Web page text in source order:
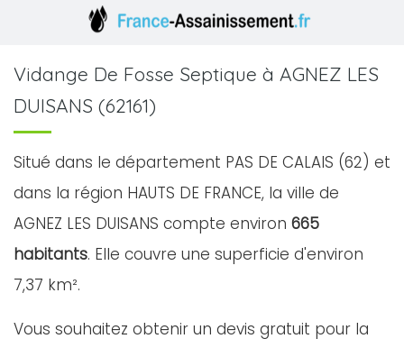
Vidange De Fosse Septique à AGNEZ LES
DUISANS (62161)
Situé dans le département PAS DE CALAIS (62) et
dans la région HAUTS DE FRANCE, la ville de
AGNEZ LES DUISANS compte environ 665
habitants. Elle couvre une superficie d'environ
7,37 km².
Vous souhaitez obtenir un devis gratuit pour la